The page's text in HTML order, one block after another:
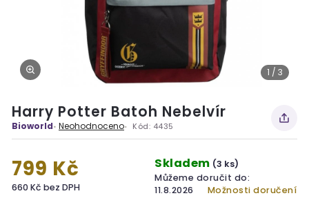
1 / 3
Harry Potter Batoh Nebelvír
Bioworld Neohodnoceno Kód: 4435
799 Kč
660 Kč bez DPH
Skladem (3 ks)
Můžeme doručit do:
11.8.2026
Možnosti doručení